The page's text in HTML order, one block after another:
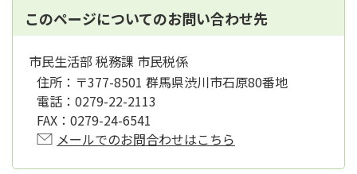
このページについてのお問い合わせ先
市民生活部 税務課 市民税係
住所： 〒377-8501 群馬県渋川市石原80番地
電話： 0279-22-2113
FAX： 0279-24-6541
メールでのお問合わせはこちら